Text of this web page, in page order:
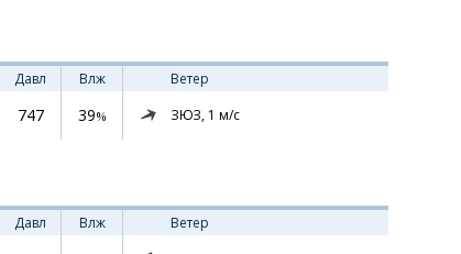
Давл Влж
Ветер
747 39% ЗЮЗ, 1 м/с
Давл Влж
Ветер